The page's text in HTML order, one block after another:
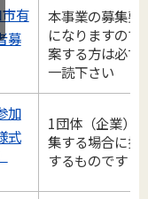
有
募
本事業の募集要
になりますので
案する方は必ず
一読下さい
加
式
1団体（企業）
集する場合に提
するものです